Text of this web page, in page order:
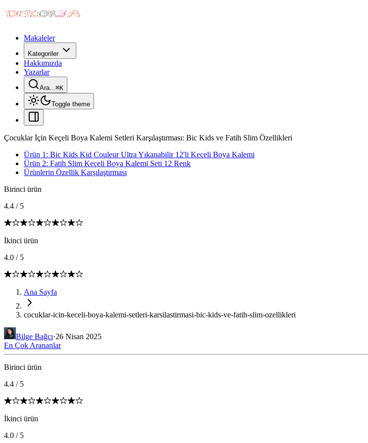
Makaleler
Kategoriler
Hakkımızda
Yazarlar
Ara...⌘K
Toggle theme
Çocuklar İçin Keçeli Boya Kalemi Setleri Karşılaştırması: Bic Kids ve Fatih Slim Özellikleri
Ürün 1: Bic Kids Kid Couleur Ultra Yıkanabilir 12'li Keçeli Boya Kalemi
Ürün 2: Fatih Slim Keçeli Boya Kalemi Seti 12 Renk
Ürünlerin Özellik Karşılaştırması
Birinci ürün
4.4 / 5
İkinci ürün
4.0 / 5
Ana Sayfa
cocuklar-icin-keceli-boya-kalemi-setleri-karsilastirmasi-bic-kids-ve-fatih-slim-ozellikleri
Bilge Bağcı·26 Nisan 2025
En Çok Arananlar
Birinci ürün
4.4 / 5
İkinci ürün
4.0 / 5